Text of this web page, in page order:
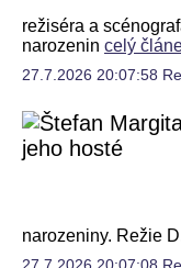
režiséra a
narozenin celý
27.7.2026 20:07:58
narozeniny. Režie